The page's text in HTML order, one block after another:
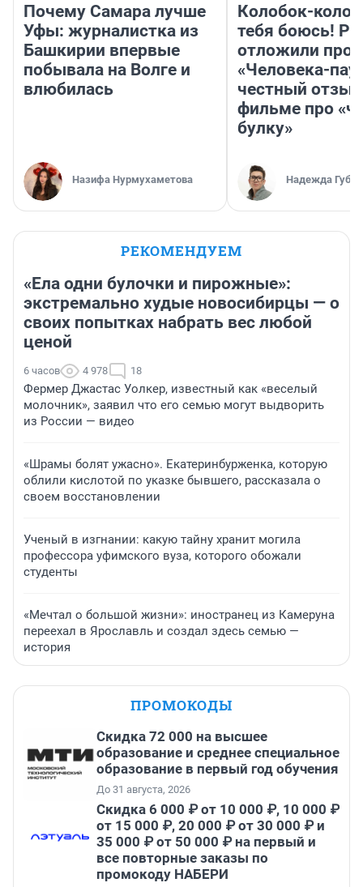
Почему Самара лучше
Уфы: журналистка из
Башкирии впервые
побывала на Волге и
влюбилась
Назифа Нурмухаметова
Колобок-
тебя боюсь!
отложили
«Человека-
честный
фильме про
булку»
Надежда
РЕКОМЕНДУЕМ
«Ела одни булочки и пирожные»:
экстремально худые новосибирцы — о
своих попытках набрать вес любой
ценой
6 часов 4 978 18
Фермер Джастас Уолкер, известный как «веселый
молочник», заявил что его семью могут выдворить
из России — видео
«Шрамы болят ужасно». Екатеринбурженка, которую
облили кислотой по указке бывшего, рассказала о
своем восстановлении
Ученый в изгнании: какую тайну хранит могила
профессора уфимского вуза, которого обожали
студенты
«Мечтал о большой жизни»: иностранец из Камеруна
переехал в Ярославль и создал здесь семью —
история
ПРОМОКОДЫ
Скидка 72 000 на высшее
образование и среднее специальное
образование в первый год обучения
До 31 августа, 2026
Скидка 6 000 ₽ от 10 000 ₽, 10 000 ₽
от 15 000 ₽, 20 000 ₽ от 30 000 ₽ и
35 000 ₽ от 50 000 ₽ на первый и
все повторные заказы по
промокоду НАБЕРИ